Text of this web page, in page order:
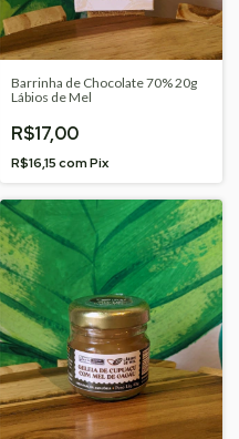
Barrinha de Chocolate 70% 20g
Lábios de Mel
R$17,00
R$16,15comPix